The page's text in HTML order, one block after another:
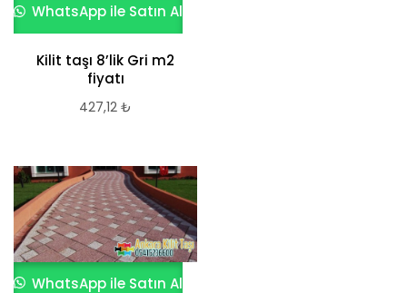
WhatsApp ile Satın Al
Kilit taşı 8’lik Gri m2
fiyatı
427,12 ₺
WhatsApp ile Satın Al